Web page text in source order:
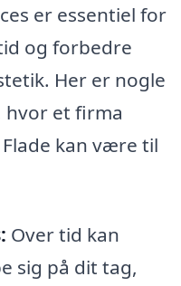
er essentiel for
og forbedre
Her er nogle
et firma
kan være til
Over tid kan
sig på dit tag,